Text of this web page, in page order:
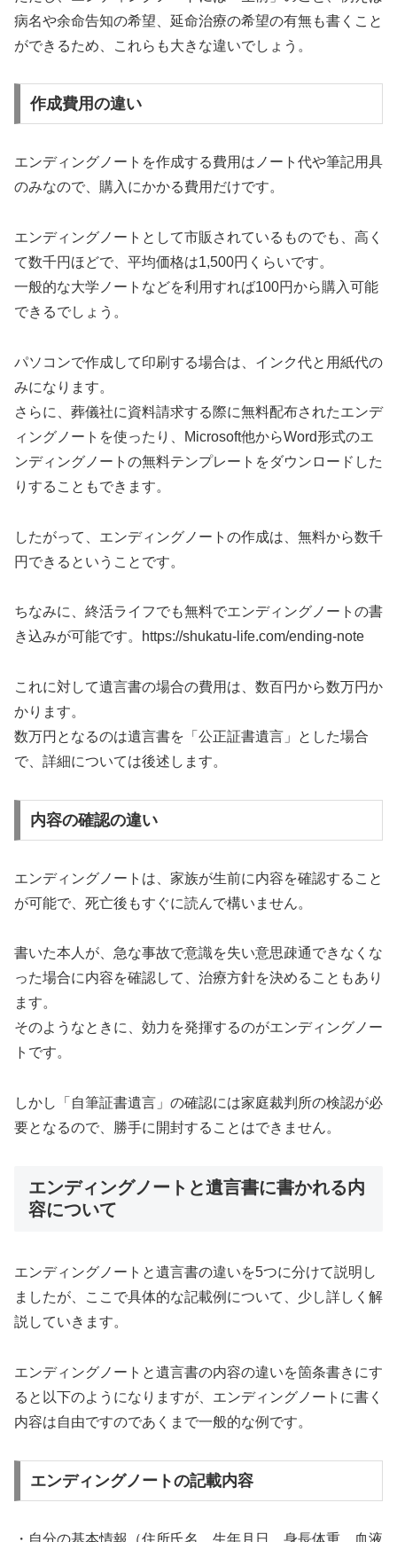
病名や余命告知の希望、延命治療の希望の有無も書くこと
ができるため、これらも大きな違いでしょう。
作成費用の違い
エンディングノートを作成する費用はノート代や筆記用具
のみなので、購入にかかる費用だけです。
エンディングノートとして市販されているものでも、高く
て数千円ほどで、平均価格は1,500円くらいです。
一般的な大学ノートなどを利用すれば100円から購入可能
できるでしょう。
パソコンで作成して印刷する場合は、インク代と用紙代の
みになります。
さらに、葬儀社に資料請求する際に無料配布されたエンデ
ィングノートを使ったり、Microsoft他からWord形式のエ
ンディングノートの無料テンプレートをダウンロードした
りすることもできます。
したがって、エンディングノートの作成は、無料から数千
円できるということです。
ちなみに、終活ライフでも無料でエンディングノートの書
き込みが可能です。https://shukatu-life.com/ending-note
これに対して遺言書の場合の費用は、数百円から数万円か
かります。
数万円となるのは遺言書を「公正証書遺言」とした場合
で、詳細については後述します。
内容の確認の違い
エンディングノートは、家族が生前に内容を確認すること
が可能で、死亡後もすぐに読んで構いません。
書いた本人が、急な事故で意識を失い意思疎通できなくな
った場合に内容を確認して、治療方針を決めることもあり
ます。
そのようなときに、効力を発揮するのがエンディングノー
トです。
しかし「自筆証書遺言」の確認には家庭裁判所の検認が必
要となるので、勝手に開封することはできません。
エンディングノートと遺言書に書かれる内
容について
エンディングノートと遺言書の違いを5つに分けて説明し
ましたが、ここで具体的な記載例について、少し詳しく解
説していきます。
エンディングノートと遺言書の内容の違いを箇条書きにす
ると以下のようになりますが、エンディングノートに書く
内容は自由ですのであくまで一般的な例です。
エンディングノートの記載内容
・自分の基本情報（住所氏名、生年月日、身長体重、血液